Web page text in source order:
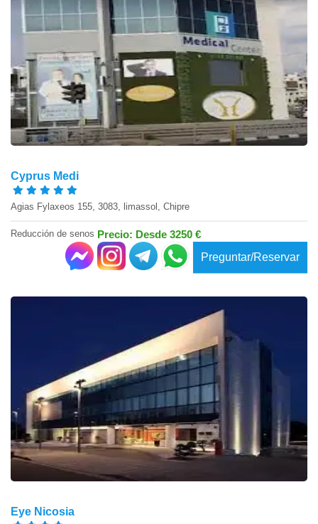
Cyprus Medi
Agias Fylaxeos 155, 3083, limassol, Chipre
Reducción de senos Precio: Desde 3250 €
Preguntar/Reservar
Eye Nicosia